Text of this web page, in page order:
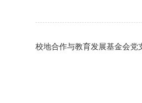
校地合作与教育发展基金会党